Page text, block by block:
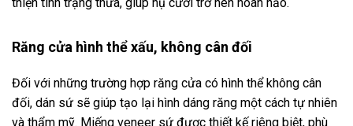
Răng cửa hình thể xấu, không cân đối
Đối với những trường hợp răng cửa có hình thể không cân
đối, dán sứ sẽ giúp tạo lại hình dáng răng một cách tự nhiên
và thẩm mỹ. Miếng veneer sứ được thiết kế riêng biệt, phù